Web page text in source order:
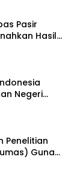
Pasir
Hasil
Negeri
Alvin Lim ke
Penelitian
Guna
Personil Polri